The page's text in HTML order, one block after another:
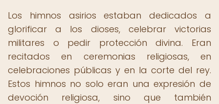
Los himnos asirios estaban dedicados a
glorificar a los dioses, celebrar victorias
militares o pedir protección divina. Eran
recitados en ceremonias religiosas, en
celebraciones públicas y en la corte del rey.
Estos himnos no solo eran una expresión de
devoción religiosa, sino que también